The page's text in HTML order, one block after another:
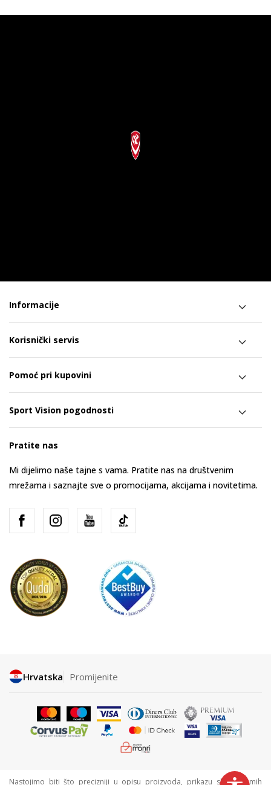
Informacije
Korisnički servis
Pomoć pri kupovini
Sport Vision pogodnosti
Pratite nas
Mi dijelimo naše tajne s vama. Pratite nas na društvenim
mrežama i saznajte sve o promocijama, akcijama i novitetima.
Hrvatska Promijenite
Nastojimo biti što precizniji u opisu proizvoda, prikazu slika i samih